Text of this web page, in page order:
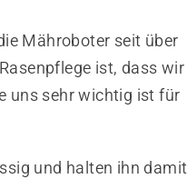
Mähroboter seit über
ist, dass wir
uns sehr wichtig ist für
und halten ihn damit